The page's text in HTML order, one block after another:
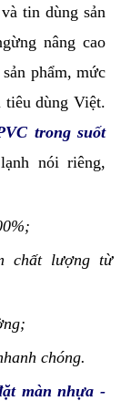
tin dùng sản
nâng cao
phẩm, mức
tiêu dùng Việt.
trong suốt
nói riêng,
chất lượng từ
chóng.
màn nhựa -